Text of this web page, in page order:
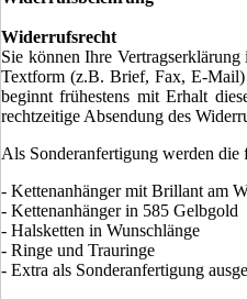
Widerrufsrecht
Sie können Ihre
Textform (z.B. Brief, Fax, E-
beginnt frühestens mit Erhalt
rechtzeitige Absendung des
Als Sonderanfertigung werden
- Kettenanhänger mit Brillant am
- Kettenanhänger in 585 Gelbgold
- Halsketten in Wunschlänge
- Ringe und Trauringe
- Extra als Sonderanfertigung